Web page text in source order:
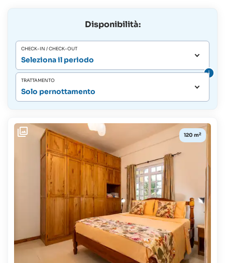
Disponibilità:
CHECK-IN / CHECK-OUT
Seleziona il periodo
TRATTAMENTO
Solo pernottamento
120 m2